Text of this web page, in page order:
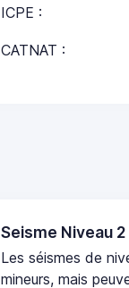
ICPE :
CATNAT :
Seisme Niveau 2
Les séismes de
mineurs, mais